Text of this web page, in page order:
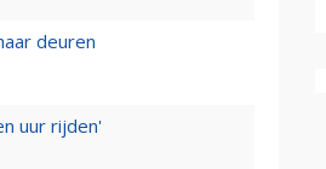
deuren
uur rijden'